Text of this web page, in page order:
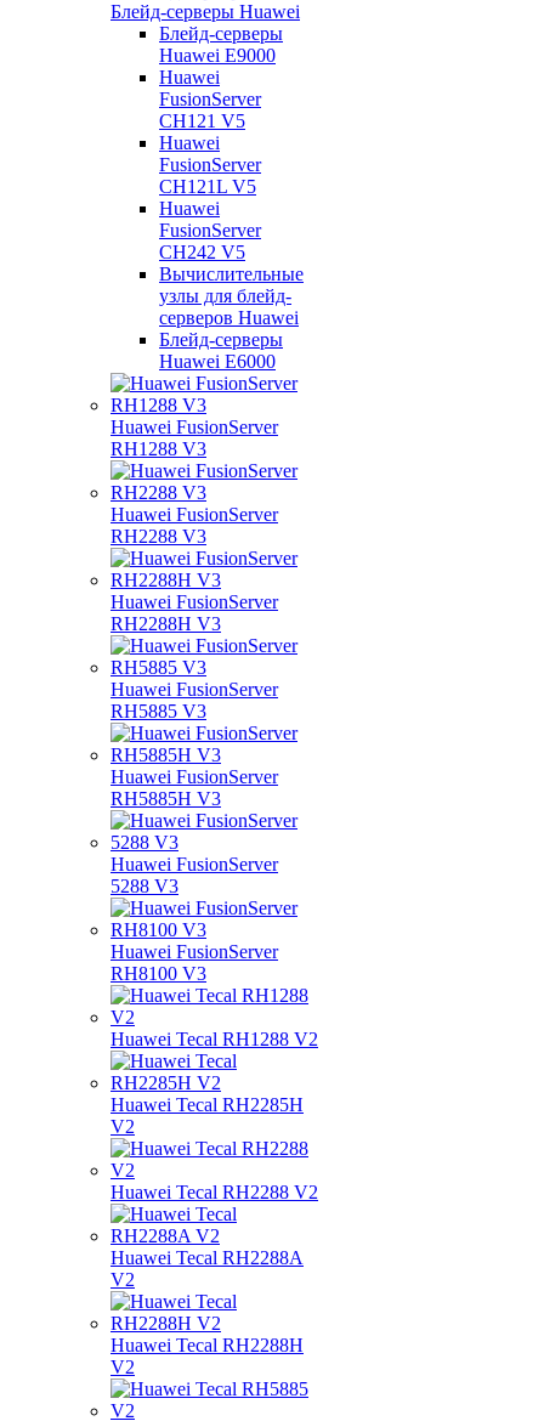
Блейд-серверы Huawei
Блейд-серверы
Huawei E9000
Huawei
FusionServer
CH121 V5
Huawei
FusionServer
CH121L V5
Huawei
FusionServer
CH242 V5
Вычислительные
узлы для блейд-
серверов Huawei
Блейд-серверы
Huawei E6000
Huawei FusionServer
RH1288 V3
Huawei FusionServer
RH2288 V3
Huawei FusionServer
RH2288H V3
Huawei FusionServer
RH5885 V3
Huawei FusionServer
RH5885H V3
Huawei FusionServer
5288 V3
Huawei FusionServer
RH8100 V3
Huawei Tecal RH1288 V2
Huawei Tecal RH2285H
V2
Huawei Tecal RH2288 V2
Huawei Tecal RH2288A
V2
Huawei Tecal RH2288H
V2